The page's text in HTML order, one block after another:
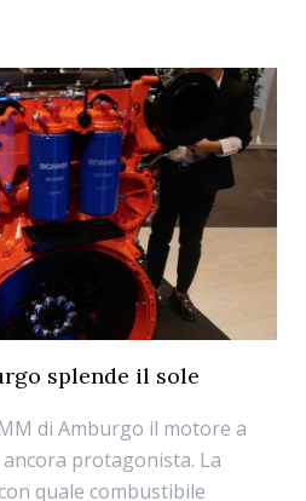
splende il sole
di Amburgo il motore a
protagonista. La
quale combustibile